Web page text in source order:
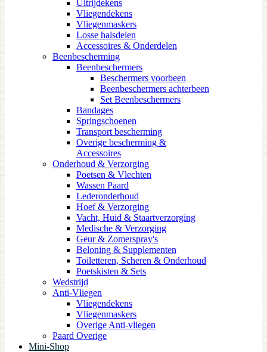
Uitrijdekens
Vliegendekens
Vliegenmaskers
Losse halsdelen
Accessoires & Onderdelen
Beenbescherming
Beenbeschermers
Beschermers voorbeen
Beenbeschermers achterbeen
Set Beenbeschermers
Bandages
Springschoenen
Transport bescherming
Overige bescherming &
Accessoires
Onderhoud & Verzorging
Poetsen & Vlechten
Wassen Paard
Lederonderhoud
Hoef & Verzorging
Vacht, Huid & Staartverzorging
Medische & Verzorging
Geur & Zomerspray's
Beloning & Supplementen
Toiletteren, Scheren & Onderhoud
Poetskisten & Sets
Wedstrijd
Anti-Vliegen
Vliegendekens
Vliegenmaskers
Overige Anti-vliegen
Paard Overige
Mini-Shop